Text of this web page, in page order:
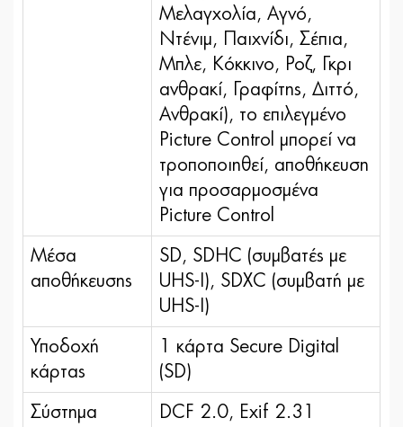
Μελαγχολία, Αγνό,
Ντένιμ, Παιχνίδι, Σέπια,
Μπλε, Κόκκινο, Ροζ, Γκρι
ανθρακί, Γραφίτης, Διττό,
Ανθρακί), το επιλεγμένο
Picture Control μπορεί να
τροποποιηθεί, αποθήκευση
για προσαρμοσμένα
Picture Control
Μέσα
αποθήκευσης
SD, SDHC (συμβατές με
UHS-I), SDXC (συμβατή με
UHS-I)
Υποδοχή
κάρτας
1 κάρτα Secure Digital
(SD)
Σύστημα
DCF 2.0, Exif 2.31